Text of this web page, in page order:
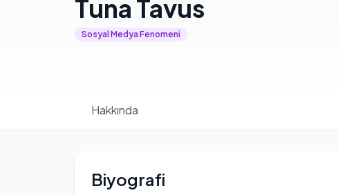
Tuna Tavus
Sosyal Medya Fenomeni
Hakkında
Biyografi